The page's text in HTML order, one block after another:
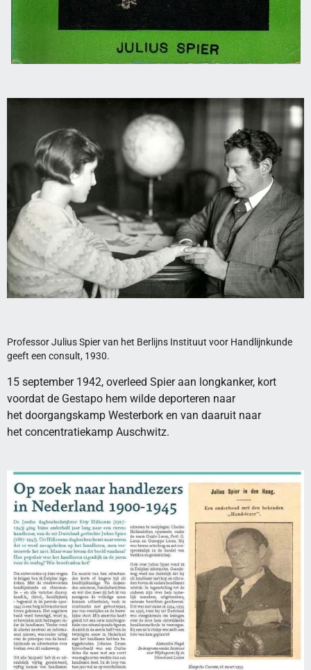
Professor Julius Spier van het Berlijns Instituut voor Handlijnkunde
geeft een consult, 1930.
15 september 1942, overleed Spier aan longkanker, kort
voordat de Gestapo hem wilde deporteren naar
het doorgangskamp Westerbork en van daaruit naar
het concentratiekamp Auschwitz.